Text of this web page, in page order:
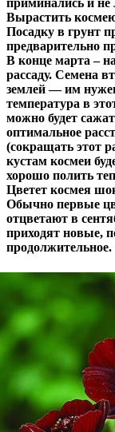
приминались и не
Вырастить
Посадку в грунт
предварительно
В конце марта –
рассаду. Семена
землей — им
температура в
можно будет
оптимальное
(сокращать этот
кустам космеи
хорошо полить
Цветет космея
Обычно первые
отцветают в
приходят новые,
продолжительное.